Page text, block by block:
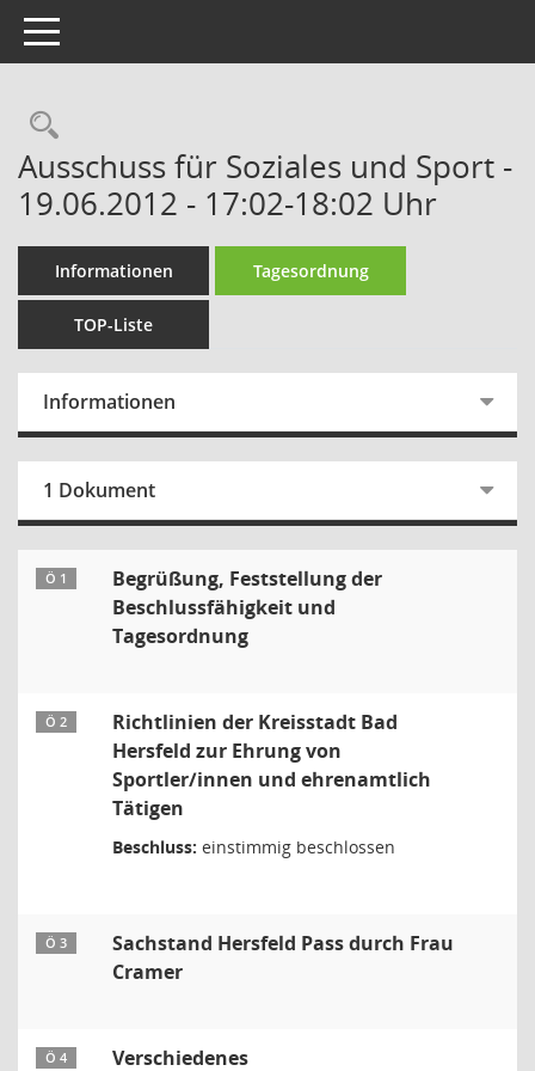
Toggle navigation
Rechercheauswahl
Ausschuss für Soziales und Sport -
19.06.2012 - 17:02-18:02 Uhr
Informationen Tagesordnung
TOP-Liste
Informationen
1 Dokument
Ö 1
Begrüßung, Feststellung der
Beschlussfähigkeit und
Tagesordnung
Ö 2
Richtlinien der Kreisstadt Bad
Hersfeld zur Ehrung von
Sportler/innen und ehrenamtlich
Tätigen
Beschluss: einstimmig beschlossen
Ö 3
Sachstand Hersfeld Pass durch Frau
Cramer
Ö 4 Verschiedenes